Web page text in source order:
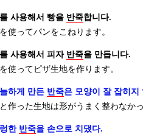
사용해서 빵을 반죽합니다.
使ってパンをこねります。
사용해서 피자 반죽을 만듭니다.
使ってピザ生地を作ります。
하게 만든 반죽은 모양이 잘 잡히지
作った生地は形がうまく整わなかっ
한 반죽을 손으로 치댔다.